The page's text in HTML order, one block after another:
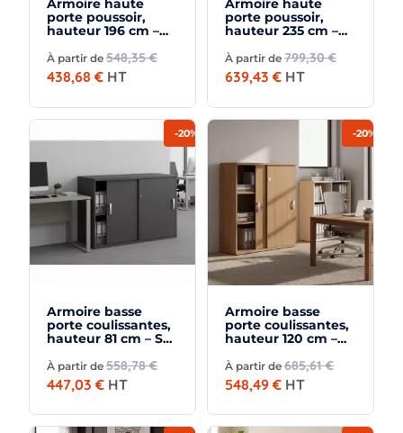
Armoire haute
porte poussoir,
hauteur 196 cm –
À partir de 548,35 €
438,68 € HT
Armoire haute
porte poussoir,
hauteur 235 cm –
À partir de 799,30 €
639,43 € HT
Armoire basse
porte coulissantes,
hauteur 81 cm – So
À partir de 558,78 €
447,03 € HT
-20%
Armoire basse
porte coulissantes,
hauteur 120 cm –
À partir de 685,61 €
548,49 € HT
-20%